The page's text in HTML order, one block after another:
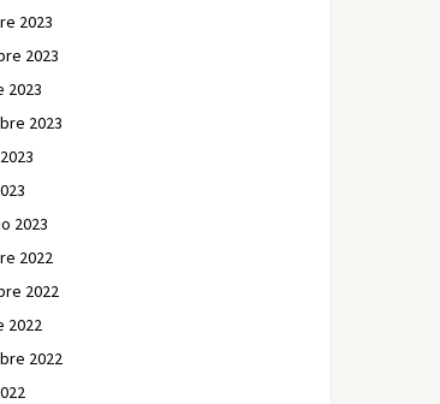
2023
2023
2023
2023
2023
2022
2022
2022
2022